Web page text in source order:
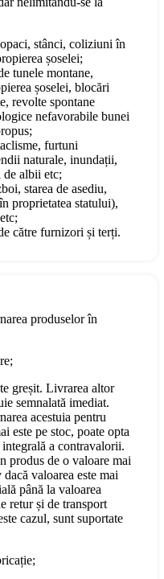
stânci, coliziuni în
șoselei;
tunele montane,
șoselei, blocări
revolte spontane
nefavorabile bunei
furtuni
naturale, inundații,
albii etc;
starea de asediu,
proprietatea statului),
către furnizori și terți.
produselor în
greșit. Livrarea altor
semnalată imediat.
acestuia pentru
este pe stoc, poate opta
a contravalorii.
produs de o valoare mai
valoarea este mai
până la valoarea
retur și de transport
cazul, sunt suportate